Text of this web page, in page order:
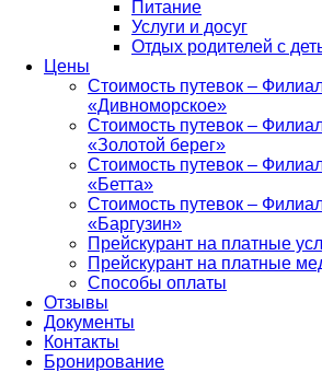
Питание
Услуги и досуг
Отдых родителей с
Цены
Стоимость путевок –
«Дивноморское»
Стоимость путевок –
«Золотой берег»
Стоимость путевок –
«Бетта»
Стоимость путевок –
«Баргузин»
Прейскурант на платные
Прейскурант на платные
Способы оплаты
Отзывы
Документы
Контакты
Бронирование